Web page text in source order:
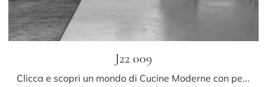
J22 009
Clicca e scopri un mondo di Cucine Moderne con penisola: la cucina J22 009 Ar-due in laccato opaco ti attende!